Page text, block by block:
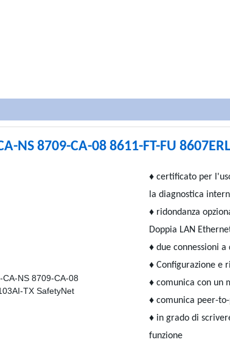
NS 8709-CA-08 8611-FT-FU
♦ certificato per
la diagnostica
♦ ridondanza
Doppia LAN
♦ due connessioni
♦ Configurazione e
♦ comunica con un
♦ comunica peer-
♦ in grado di
funzione